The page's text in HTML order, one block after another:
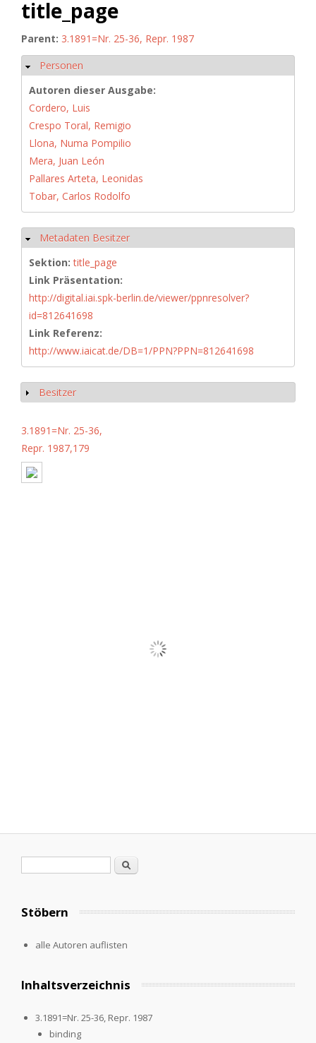
title_page
Parent: 3.1891=Nr. 25-36, Repr. 1987
Hide
Personen
Autoren dieser Ausgabe:
Cordero, Luis
Crespo Toral, Remigio
Llona, Numa Pompilio
Mera, Juan León
Pallares Arteta, Leonidas
Tobar, Carlos Rodolfo
Hide
Metadaten Besitzer
Sektion:title_page
Link Präsentation:
http://digital.iai.spk-berlin.de/viewer/ppnresolver?
id=812641698
Link Referenz:
http://www.iaicat.de/DB=1/PPN?PPN=812641698
Show
Besitzer
3.1891=Nr. 25-36,
Repr. 1987,179
Search
Stöbern
alle Autoren auflisten
Inhaltsverzeichnis
3.1891=Nr. 25-36, Repr. 1987
binding